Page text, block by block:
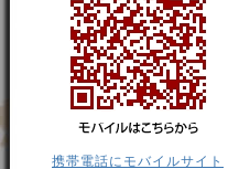
携帯電話にモバイルサイト